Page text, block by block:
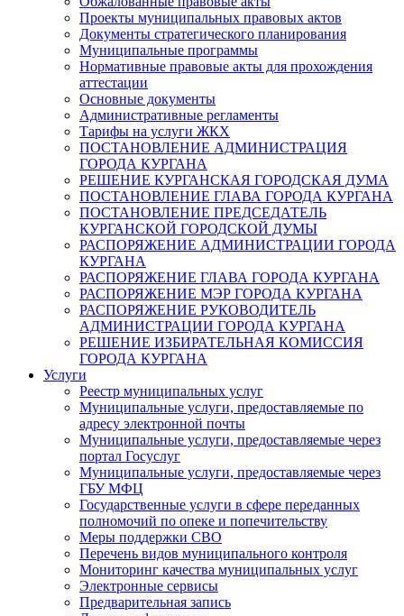
Проекты муниципальных правовых актов
Документы стратегического планирования
Муниципальные программы
Нормативные правовые акты для прохождения
аттестации
Основные документы
Административные регламенты
Тарифы на услуги ЖКХ
ПОСТАНОВЛЕНИЕ АДМИНИСТРАЦИЯ
ГОРОДА КУРГАНА
РЕШЕНИЕ КУРГАНСКАЯ ГОРОДСКАЯ ДУМА
ПОСТАНОВЛЕНИЕ ГЛАВА ГОРОДА КУРГАНА
ПОСТАНОВЛЕНИЕ ПРЕДСЕДАТЕЛЬ
КУРГАНСКОЙ ГОРОДСКОЙ ДУМЫ
РАСПОРЯЖЕНИЕ АДМИНИСТРАЦИИ ГОРОДА
КУРГАНА
РАСПОРЯЖЕНИЕ ГЛАВА ГОРОДА КУРГАНА
РАСПОРЯЖЕНИЕ МЭР ГОРОДА КУРГАНА
РАСПОРЯЖЕНИЕ РУКОВОДИТЕЛЬ
АДМИНИСТРАЦИИ ГОРОДА КУРГАНА
РЕШЕНИЕ ИЗБИРАТЕЛЬНАЯ КОМИССИЯ
ГОРОДА КУРГАНА
Услуги
Реестр муниципальных услуг
Муниципальные услуги, предоставляемые по
адресу электронной почты
Муниципальные услуги, предоставляемые через
портал Госуслуг
Муниципальные услуги, предоставляемые через
ГБУ МФЦ
Государственные услуги в сфере переданных
полномочий по опеке и попечительству
Меры поддержки СВО
Перечень видов муниципального контроля
Мониторинг качества муниципальных услуг
Электронные сервисы
Предварительная запись